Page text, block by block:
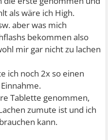
als wäre ich High.
aber was mich
bekommen also
mir gar nicht zu lachen
ich noch 2x so einen
Tablette genommen,
zumute ist und ich
kann.